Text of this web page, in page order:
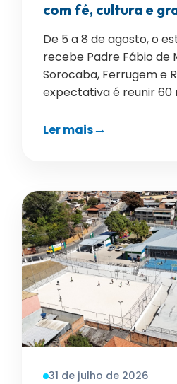
com fé, cultura e
De 5 a 8 de agosto, o
recebe Padre Fábio de
Sorocaba, Ferrugem e
expectativa é reunir 60
Ler mais
31 de julho de 2026